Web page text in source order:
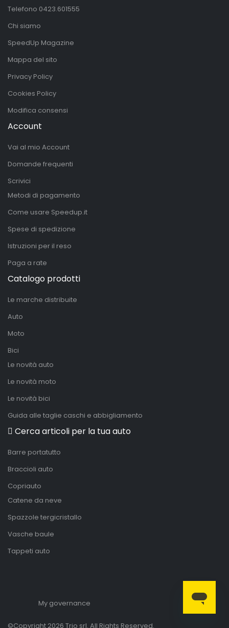
Telefono 0423.601555
Chi siamo
SpeedUp Magazine
Mappa del sito
Privacy Policy
Cookies Policy
Modifica consensi
Account
Vai al mio Account
Domande frequenti
Scrivici
Metodi di pagamento
Come usare Speedup.it
Spese di spedizione
Istruzioni per il reso
Paga a rate
Catalogo prodotti
Le marche distribuite
Auto
Moto
Bici
Le novità auto
Le novità moto
Le novità bici
Guida alle taglie caschi e abbigliamento
Cerca articoli per la tua auto
Barre portatutto
Braccioli auto
Copriauto
Catene da neve
Spazzole tergicristallo
Vasche baule
Tappeti auto
My governance
©Copyright 2026 Trio srl. All Rights Reserved.